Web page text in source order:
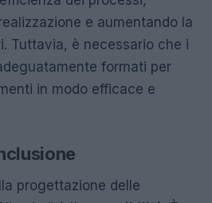
e aumentando la
Tuttavia, è necessario che i
formati per
in modo efficace e
progettazione delle